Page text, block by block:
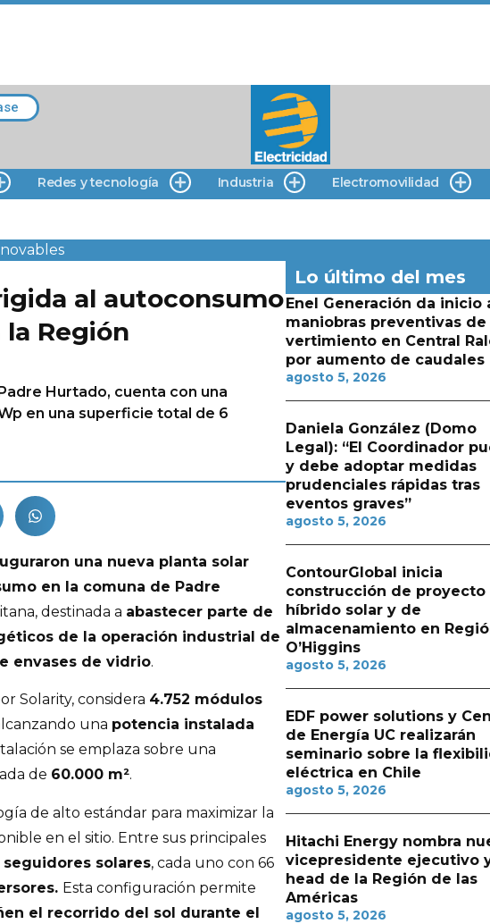
Redes y tecnología Industria Electromovilidad
al autoconsumo
Región
Hurtado, cuenta con una
en una superficie total de 6
una nueva planta solar
en la comuna de Padre
destinada a abastecer parte de
de la operación industrial de
envases de vidrio.
Solarity, considera 4.752 módulos
una potencia instalada
se emplaza sobre una
de 60.000 m².
de alto estándar para maximizar la
en el sitio. Entre sus principales
seguidores solares, cada uno con 66
Esta configuración permite
el recorrido del sol durante el
Lo último del mes
Enel Generación da inicio
maniobras preventivas de
vertimiento en Central
por aumento de caudales
agosto 5, 2026
Daniela González (Domo
Legal): “El Coordinador
y debe adoptar medidas
prudenciales rápidas tras
eventos graves”
agosto 5, 2026
ContourGlobal inicia
construcción de proyecto
híbrido solar y de
almacenamiento en
O’Higgins
agosto 5, 2026
EDF power solutions y
de Energía UC realizarán
seminario sobre la
eléctrica en Chile
agosto 5, 2026
Hitachi Energy nombra
vicepresidente ejecutivo
head de la Región de las
Américas
agosto 5, 2026